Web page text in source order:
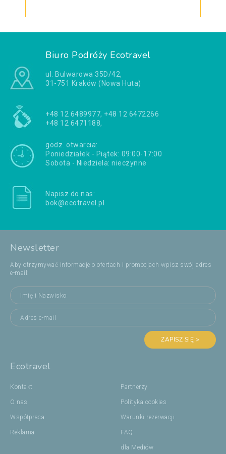
Biuro Podróży Ecotravel
ul. Bulwarowa 35D/42,
31-751 Kraków (Nowa Huta)
+48 12 6489977, +48 12 6472266
+48 12 6471188,
godz. otwarcia:
Poniedziałek - Piątek: 09:00-17:00
Sobota - Niedziela: nieczynne
Napisz do nas:
bok@ecotravel.pl
Newsletter
Aby otrzymywać informacje o ofertach i promocjach wpisz swój adres
e-mail:
ZAPISZ SIĘ >
Ecotravel
Kontakt
O nas
Współpraca
Reklama
Partnerzy
Polityka cookies
Warunki rezerwacji
FAQ
dla Mediów